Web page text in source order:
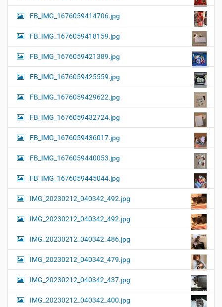
FB_IMG_1676059414706.jpg
FB_IMG_1676059418159.jpg
FB_IMG_1676059421389.jpg
FB_IMG_1676059425559.jpg
FB_IMG_1676059429622.jpg
FB_IMG_1676059432724.jpg
FB_IMG_1676059436017.jpg
FB_IMG_1676059440053.jpg
FB_IMG_1676059445044.jpg
IMG_20230212_040342_492.jpg
IMG_20230212_040342_492.jpg
IMG_20230212_040342_486.jpg
IMG_20230212_040342_479.jpg
IMG_20230212_040342_437.jpg
IMG_20230212_040342_400.jpg